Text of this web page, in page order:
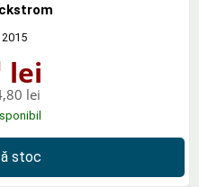
2015
lei
lei
stoc